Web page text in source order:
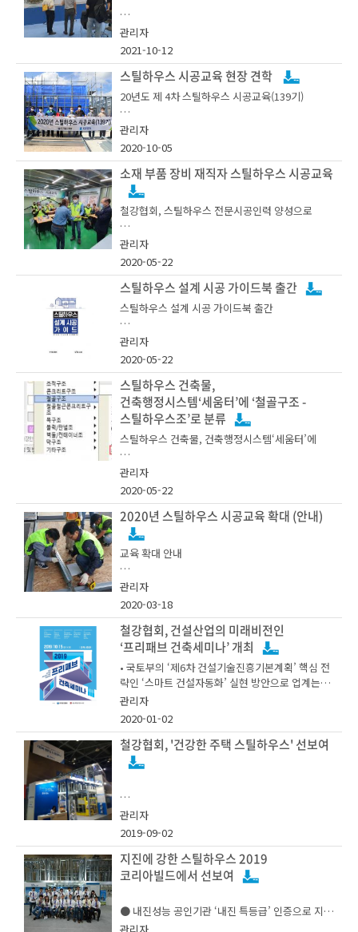
한국철강협회 관계자는 “건축물 품질에 대한 건축
주의 관심이 높아지는 상황에서, 더 높은 품질의 스
틸하우스 자재를 개발·보급함으로써 자연스럽게
건축주의 스틸하우스 건축을 유도할 수 있을 것”이
라며 기대하는 한편, “산업적인 측면에서, 높은 품
질과 성능을 요구하는 현재 시장에서 스틸하우스가
경쟁력을 가지게 될 것” 이라며, 스틸하우스 경쟁력
제고에 따른 시장 보급 확대에 대한 기대를 드러냈
다.
한편, 스틸하우스는 미국의 경량목구조 2x4공법에
서 유래되었으며, 스틸하우스는 일반적으로 두께 1
mm 내외의 삼원계합금도금강판을 C형태로 가공
한 스터드(stud) 부재를 뼈대로 세운 뒤 구조용 합
판, 내·외부 단열재, 마감재 등을 시공하는 방식의
건축물을 말한다. 스틸하우스는 단독주택, 다세대
주택, 공공시설물 등 다양한 곳에 적용되고 있으며,
소재가 친환경적이면서도 건축물 자체의 탁월한 내
진 성능 등 많은 장점들을 가지고 있어 미국, 일본,
호주, 뉴질랜드 등 선진국에서는 스틸하우스 건축
이 활발히 이뤄지고 있다.
• 스틸하우스 공법을 적용하여 강구조 건축물의 시
장 확대
• 벽체, 지붕트러스 등 스테인리스 골조를 전시하여
관람객에 직접 체험 제공
한국철강협회 KOSFA(Korea Steel Framing Allia
nce, 舊 스틸하우스클럽, 회장 김상균)는 오는 10
월 6일부터 8일까지 대구 엑스코 동관에서 열리는
국제 철강 및 비철금속 산업전에서 ‘스틸하우스’를
전시한다.
전시회에서는 스틸하우스의 골조를 그대로 노출하
여 방문객들이 직접 소재를 만지고 두드려보며 스
틸하우스의 튼튼함을 체험해 볼 수 있으며, 스틸하
우스 사진 전시회를 통해서 평소에 꿈꾸던 전원주
스틸하우스는 소재가 90%이상 재활용되어 친환경
적이면서도 건축물 자체의 탁월한 내진 성능 및 높
은 단열성능 등 많은 장점들을 가지고 있어 국내에
서 좋은 평가를 받아오고 있다.
한국철강협회 관계자는 “참여자들에게 스틸하우스
의 소개를 통해 국내 철강소재의 우수성을 널리 알
리며, 스틸하우스에 대한 궁금증을 해소할 수 있는
시간이 될 것이다”라며 기대를 드러냈다.
최근 친환경 및 건축안전 등에 대한 관심이 증감함
에 따라 스틸하우스는 앞으로 더욱 주목받을 것으
로 기대된다. 이러한 이유로 실제 미국, 일본, 호주,
뉴질랜드 등 선진국에서는 스틸하우스 건축이 활발
히 이뤄지고 있다.
관리자
2021-10-12
스틸하우스 시공교육 현장 견학
20년도 제 4차 스틸하우스 시공교육(139기)
경기 이천 스틸하우스 현장 방문 (합성구조, 1층 철
근콘크리트 구조 + 2층 스틸하우스 구조)
관리자
2020-10-05
소재 부품 장비 재직자 스틸하우스 시공교육
철강협회, 스틸하우스 전문시공인력 양성으로
건축물 품질제고를 통한 산업경쟁력 강화 추진
• 소재‧부품‧장비분야 재직자 교육으로 스틸하우스
시공 기술 및 노하우 전파, 지진에 강하고 친환경적
• 철강협회, 전용교육센터 운영으로 철강재 기반의
DIY건축 등 맞춤형 교육 추진
한국철강협회 강구조센터(회장: POSCO 김상균 상
무)는 5월 11일부터 5월 19일까지 경기도 광주시
곤지암 소재 교육센터에서 건축사, 시공 현장관리
자 등 관계자 22인을 대상으로 스틸하우스 시공교
육을 실시했다.
이번 스틸하우스 시공교육은 건축물의 친환경화 및
고성능화에 기여할 수 있는 철강재를 구조부재로
사용하는 스틸하우스의 보급 및 전문시공인력 육성
을 위한 정부 소재‧부품‧장비 분야 재직자 교육사업
의 일환으로 진행되었다.
협회는 이번 교육에 대해 스틸하우스 부재 및 내화‧
단열‧구조 설계기준에 대한 이론교육과 골조‧설비‧
마감재 시공 실습, 건축물의 품질관리 노하우 및 현
장 안전 수칙 등의 내용으로 구성하여 교육생의 실
무능력 향상에 주안점을 두었다고 밝혔다.
또한, 금년도 설립한 스틸하우스 시공교육센터(경
기 광주 소재)를 거점으로 향후에도 스틸하우스 시
듈러 주택시공, DIY건축교육 까지 확대 운영할 계
획이라고 전했다.
관리자
2020-05-22
스틸하우스 설계 시공 가이드북 출간
스틸하우스 설계 시공 가이드북 출간
KOSFA에서는 2020년 5월 한국철강협회는 스틸하
우스 설계 시공 가이드북 출간했습니다.
서적은 교보문고, 알라딘, 예스24등 시중에서 구입
하실 수 있습니다.
문의 02-559-3562
관리자
2020-05-22
스틸하우스 건축물,
건축행정시스템‘세움터’에 ‘철골구조 -
스틸하우스조’로 분류
스틸하우스 건축물, 건축행정시스템‘세움터’에
‘철골구조 - 스틸하우스조’로 분류
* 세움터는 국토부에서 운영하는 건축행정시스템
으로서, 건축, 주택, 건축물대장, 사업자 업무 등을
민원인이 관공서를 방문하지 않고, 건축행정업무를
• 스틸하우스로 시공한 집, 건축물대장에 ‘스틸하우
스조’로 표기
• 한국철강협회, KS 시공표준(KS F9009)에 따라
안전하게 시공될 수 있도록 스틸하우스 시공 교육
추진
건축물의 인허가 등에 사용되는 세움터(건축행정시
됨에 따라, 건축주가 해당 내용을 혼동하는 등의 애
로사항이 많았으나, 최근 국토부가 건축사 및 건설
업 관계자의 건의사항을 즉각 반영하여 세움터에서
건축물 구조로 ‘철골구조-스틸하우스조’를 선택할
수 있도록 개선하면서, 스틸하우스로 집을 짓는 건
축주에게 혼동을 주는 등의 문제를 사전에 예방할
관리자
2020-05-22
2020년 스틸하우스 시공교육 확대 (안내)
교육 확대 안내
(기존) 3회/1년→ (변경) 7회/년
○ 교육 내용 : 스틸하우스 개요, 설계, 시공, 자재
등 이론 및 실습
○ 일정 : 홈페이지 참고 (5월, 6월, 7월, 9월, 10월,
11월)
○ 장소 : 경기도 광주시 곤지암읍 수양리 16-2
○ 대상자
- 스틸하우스 분야에 관심있으신 분
- 관련 업계로의 취업을 고민 하시는분
- 내 집을 내 손으로 짓고자 하시는 분
- 관련업계 종사분들중 체계적인 교육을 받고자 하
시는분
- 배우고자 하는 열정이 있는 누구나!
관리자
2020-03-18
철강협회, 건설산업의 미래비전인
‘프리패브 건축세미나’ 개최
• 국토부의 ‘제6차 건설기술진흥기본계획’ 핵심 전
략인 ‘스마트 건설자동화’ 실현 방안으로 업계는
‘프리패브건축’에 주목
• 스틸하우스 및 모듈러 관련 전문가 4인의 다양한
발표에 건축사, 건설사 임직원 및 건축 관련 종사자
한국철강협회 강구조센터(회장 김상균 POSCO 상
무)는 오는 10월 15일 서울특별시건축사회와 공동
으로 건축사회관에서 ‘2019 프리패브 건축세미
관리자
2020-01-02
철강협회, '건강한 주택 스틸하우스' 선보여
POSCO의 World Top Premium 제품이 적용된
스틸하우스, 프리미엄 강건재와 함께 건강까지
챙기는 미래의 주거문화 보여줘
• 스틸하우스에 적용된 POSCO의 World Top Pre
관리자
2019-09-02
지진에 강한 스틸하우스 2019
코리아빌드에서 선보여
● 내진성능 공인기관 ‘내진 특등급’ 인증으로 지진
에 약한 기존 건축 방식의 대안으로 스틸하우스 주